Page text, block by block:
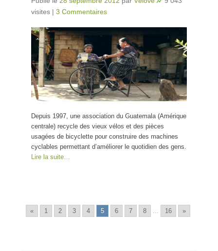
visites | 3 Commentaires
Depuis 1997, une association du Guatemala (Amérique
centrale) recycle des vieux vélos et des pièces
usagées de bicyclette pour construire des machines
cyclables permettant d’améliorer le quotidien des gens.
Lire la suite…
« 1 2 3 4 5 6 7 8 ... 16 »